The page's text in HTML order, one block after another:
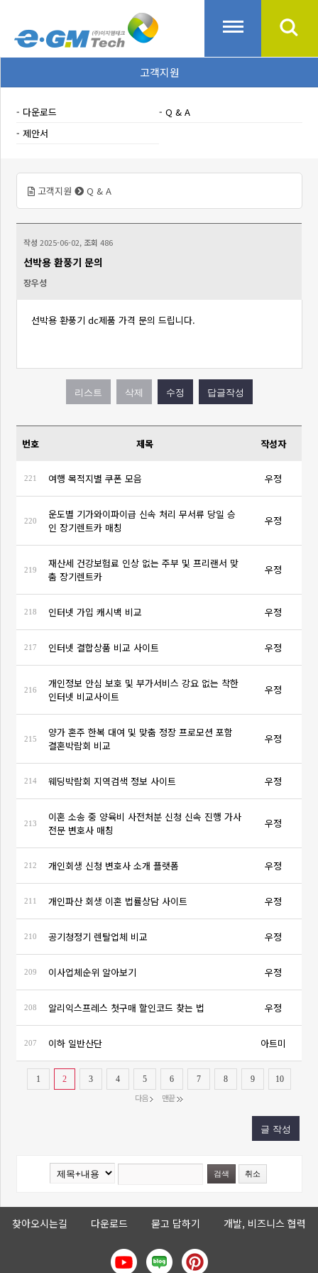
고객지원
다운로드
Q & A
제안서
고객지원 Q & A
작성 2025-06-02, 조회 486
선박용 환풍기 문의
장우성
선박용 환풍기 dc제품 가격 문의 드립니다.
번호 제목 작성자
221 여행 목적지별 쿠폰 모음 우정
220
운도별 기가와이파이급 신속 처리 무서류 당일 승
인 장기렌트카 매칭
우정
219
재산세 건강보험료 인상 없는 주부 및 프리랜서 맞
춤 장기렌트카
우정
218 인터넷 가입 캐시백 비교 우정
217 인터넷 결합상품 비교 사이트 우정
216
개인정보 안심 보호 및 부가서비스 강요 없는 착한
인터넷 비교사이트
우정
215
양가 혼주 한복 대여 및 맞춤 정장 프로모션 포함
결혼박람회 비교
우정
214 웨딩박람회 지역검색 정보 사이트 우정
213
이혼 소송 중 양육비 사전처분 신청 신속 진행 가사
전문 변호사 매칭
우정
212 개인회생 신청 변호사 소개 플랫폼 우정
211 개인파산 회생 이혼 법률상담 사이트 우정
210 공기청정기 렌탈업체 비교 우정
209 이사업체순위 알아보기 우정
208 알리익스프레스 첫구매 할인코드 찾는 법 우정
207 이하 일반산단 아트미
1 2 3 4 5 6 7 8 9 10
다음 맨끝
찾아오시는길 다운로드 묻고 답하기 개발, 비즈니스 협력